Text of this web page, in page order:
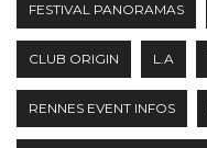
FESTIVAL PANORAMAS
CLUB ORIGIN L.A
RENNES EVENT INFOS